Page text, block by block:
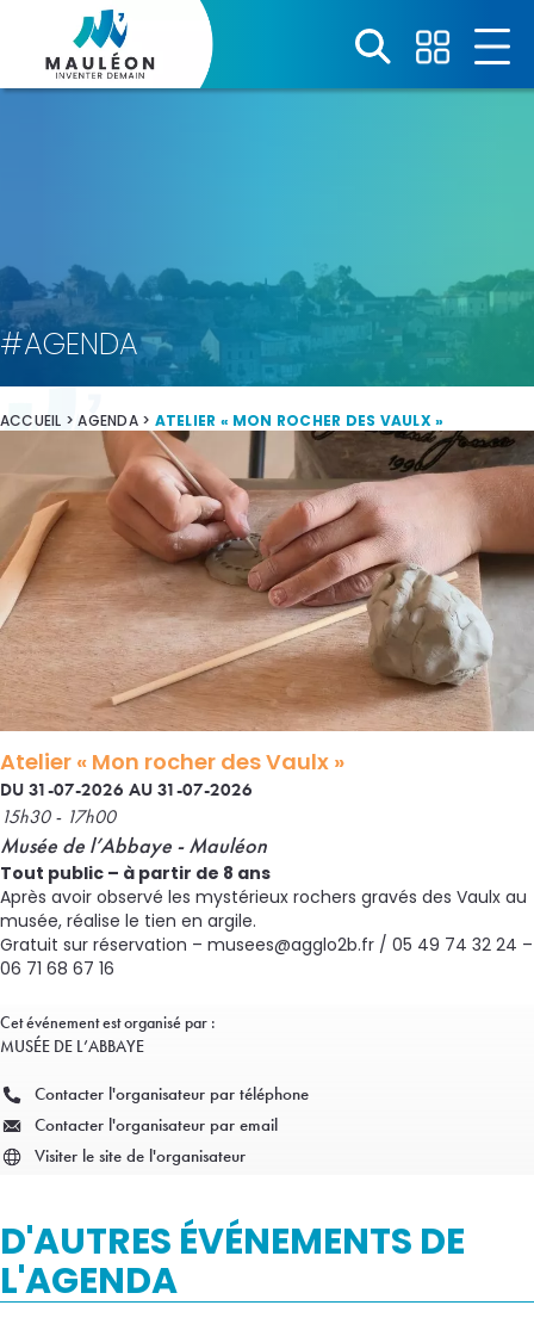
#AGENDA
ACCUEIL >AGENDA> ATELIER « MON ROCHER DES VAULX »
Atelier « Mon rocher des Vaulx »
DU 31-07-2026 AU 31-07-2026
15h30 - 17h00
Musée de l’Abbaye - Mauléon
Tout public – à partir de 8 ans
Après avoir observé les mystérieux rochers gravés des Vaulx au
musée, réalise le tien en argile.
Gratuit sur réservation – musees@agglo2b.fr / 05 49 74 32 24 –
06 71 68 67 16
Cet événement est organisé par :
MUSÉE DE L’ABBAYE
Contacter l'organisateur par téléphone
Contacter l'organisateur par email
Visiter le site de l'organisateur
D'AUTRES ÉVÉNEMENTS DE
L'AGENDA
Panneau de gestion des cookies